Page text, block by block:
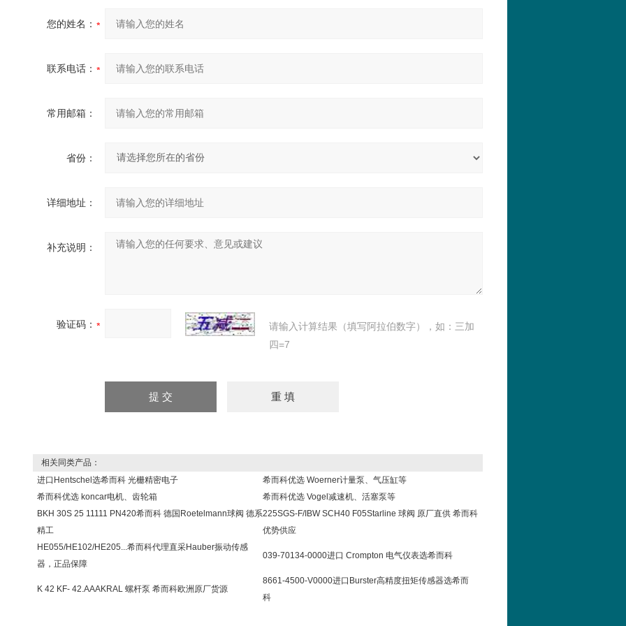
您的姓名：
联系电话：
常用邮箱：
省份：
详细地址：
补充说明：
验证码：
请输入计算结果（填写阿拉伯数字），如：三加
四=7
相关同类产品：
进口Hentschel选希而科 光栅精密电子
希而科优选 Woerner计量泵、气压缸等
希而科优选 koncar电机、齿轮箱
希而科优选 Vogel减速机、活塞泵等
BKH 30S 25 11111 PN420希而科 德国Roetelmann球阀 德系
精工
225SGS-F/IBW SCH40 F05Starline 球阀 原厂直供 希而科
优势供应
HE055/HE102/HE205...希而科代理直采Hauber振动传感
器，正品保障
039-70134-0000进口 Crompton 电气仪表选希而科
K 42 KF- 42.AAAKRAL 螺杆泵 希而科欧洲原厂货源
8661-4500-V0000进口Burster高精度扭矩传感器选希而
科